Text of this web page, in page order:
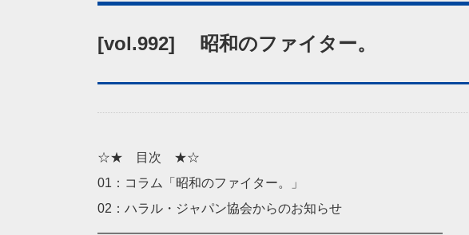
[vol.992] 昭和のファイター。
☆★ 目次 ★☆
01：コラム「昭和のファイター。」
02：ハラル・ジャパン協会からのお知らせ